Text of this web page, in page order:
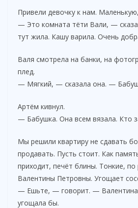
Привели девочку к нам.
— Это комната тёти Вали, —
тут жила. Кашу варила. Очень
Валя смотрела на банки, на
плед.
— Мягкий, — сказала она. —
Артём кивнул.
— Бабушка. Она всем вязала. Кто
Мы решили квартиру не сдавать
продавать. Пусть стоит. Как
приходит, печёт блины. Тонкие, по
Валентины Петровны. Угощает
— Ешьте, — говорит. —
угощала бы.